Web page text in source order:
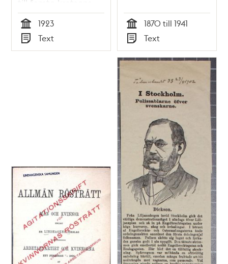
väljare
Tid
1923
Typ
Text Tid
1870 till 1941
Typ
Text